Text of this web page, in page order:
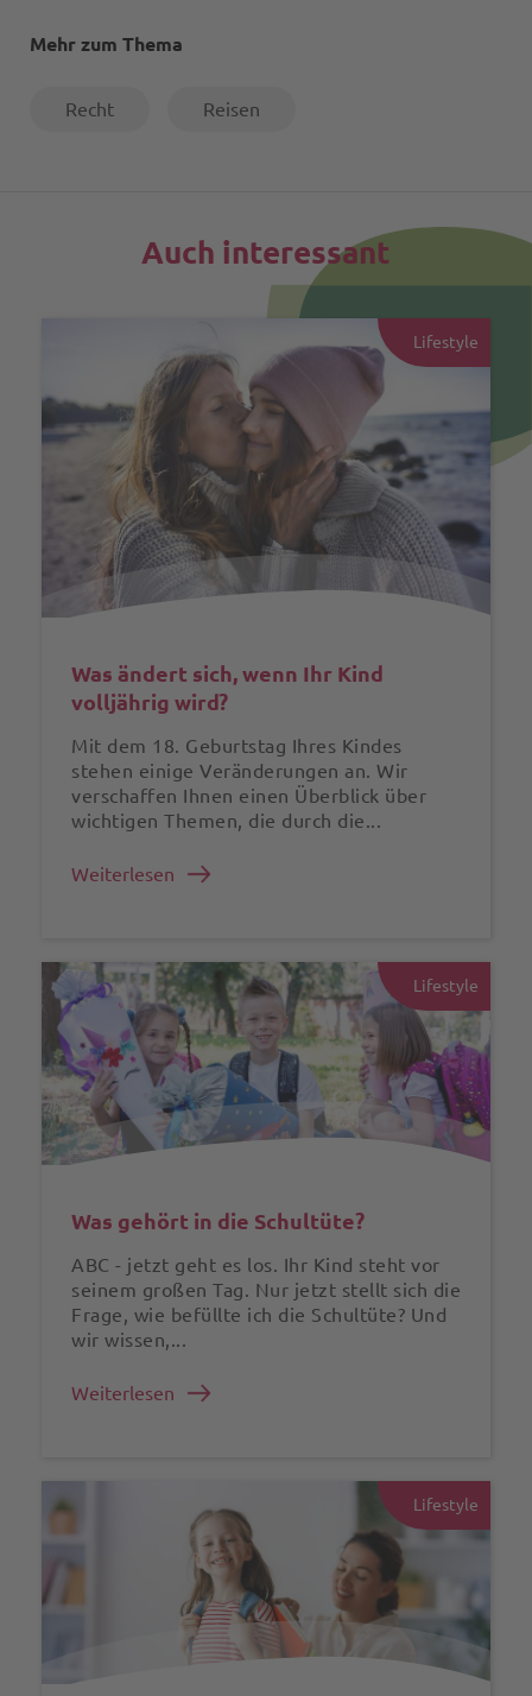
Mehr zum Thema
Recht Reisen
Auch interessant
Lifestyle
Was ändert sich, wenn Ihr Kind
volljährig wird?
Mit dem 18. Geburtstag Ihres Kindes
stehen einige Veränderungen an. Wir
verschaffen Ihnen einen Überblick über
wichtigen Themen, die durch die...
Weiterlesen
Lifestyle
Was gehört in die Schultüte?
ABC - jetzt geht es los. Ihr Kind steht vor
seinem großen Tag. Nur jetzt stellt sich die
Frage, wie befüllte ich die Schultüte? Und
wir wissen,...
Weiterlesen
Lifestyle